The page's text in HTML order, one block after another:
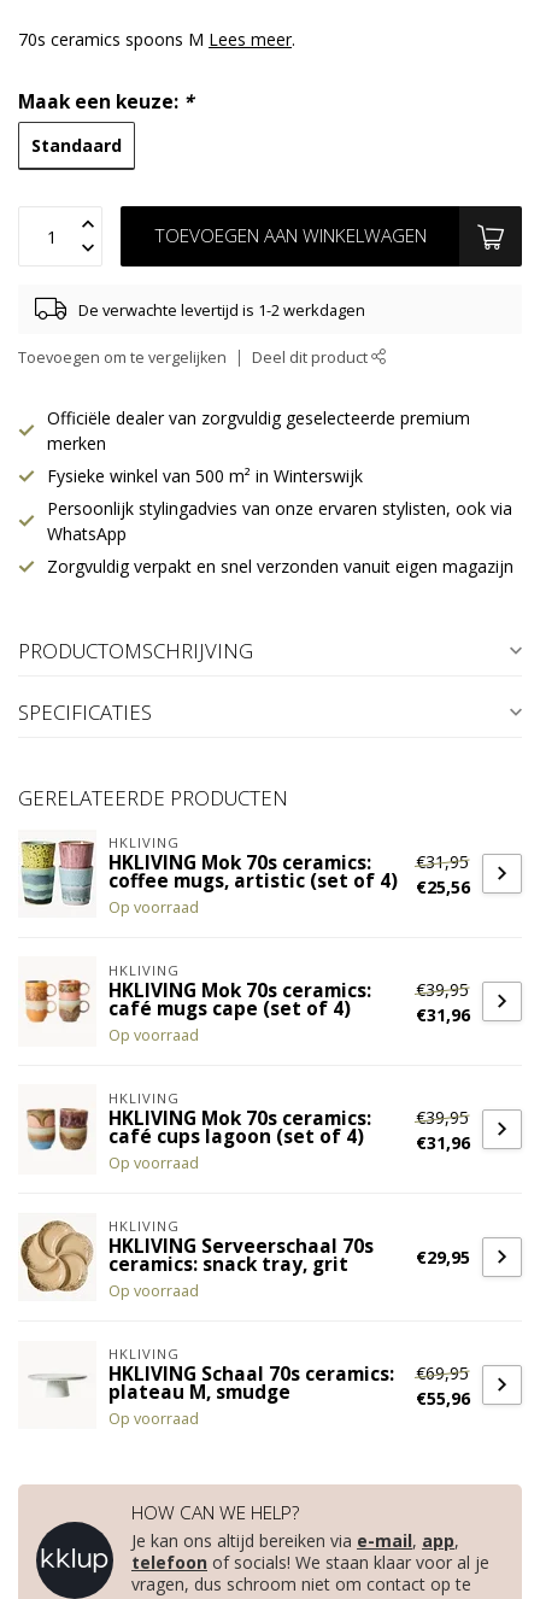
70s ceramics spoons M Lees meer.
Maak een keuze: *
Standaard
TOEVOEGEN AAN WINKELWAGEN
De verwachte levertijd is 1-2 werkdagen
Toevoegen om te vergelijken Deel dit product
Officiële dealer van zorgvuldig geselecteerde premium
merken
Fysieke winkel van 500 m² in Winterswijk
Persoonlijk stylingadvies van onze ervaren stylisten, ook via
WhatsApp
Zorgvuldig verpakt en snel verzonden vanuit eigen magazijn
PRODUCTOMSCHRIJVING
SPECIFICATIES
GERELATEERDE PRODUCTEN
HKLIVING
HKLIVING Mok 70s ceramics:
coffee mugs, artistic (set of 4)
Op voorraad
€31,95
€25,56
HKLIVING
HKLIVING Mok 70s ceramics:
café mugs cape (set of 4)
Op voorraad
€39,95
€31,96
HKLIVING
HKLIVING Mok 70s ceramics:
café cups lagoon (set of 4)
Op voorraad
€39,95
€31,96
HKLIVING
HKLIVING Serveerschaal 70s
ceramics: snack tray, grit
Op voorraad
€29,95
HKLIVING
HKLIVING Schaal 70s ceramics:
plateau M, smudge
Op voorraad
€69,95
€55,96
HOW CAN WE HELP?
Je kan ons altijd bereiken via e-mail, app,
telefoon of socials! We staan klaar voor al je
vragen, dus schroom niet om contact op te